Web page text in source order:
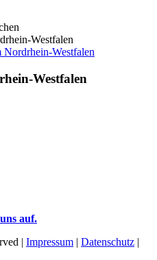
Westfalen
auf.
| Impressum | Datenschutz |